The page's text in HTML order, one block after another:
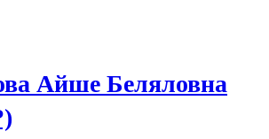
Айше Беляловна